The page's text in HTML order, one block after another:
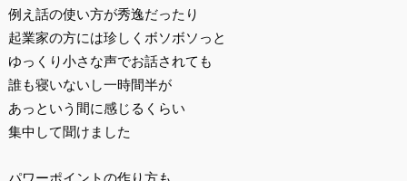
例え話の使い方が秀逸だったり
起業家の方には珍しくボソボソっと
ゆっくり小さな声でお話されても
誰も寝いないし一時間半が
あっという間に感じるくらい
集中して聞けました
パワーポイントの作り方も